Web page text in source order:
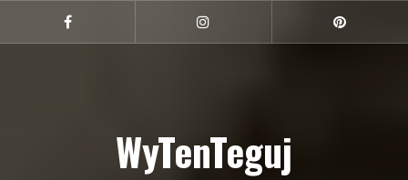
treści
Facebook
WyTenTeguj